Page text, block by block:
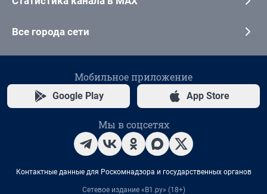
Все города сети
Мобильное приложение
Google Play App Store
Мы в соцсетях
Контактные данные для Роскомнадзора и государственных органов
Сетевое издание «В1.ру» (18+)